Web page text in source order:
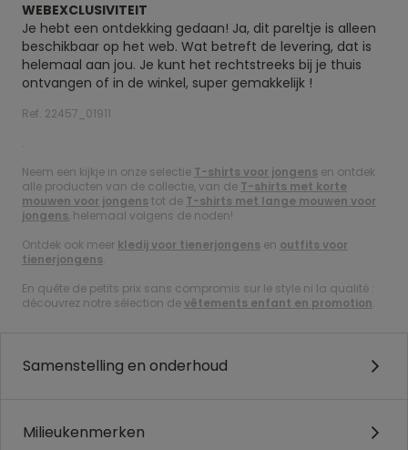
WEBEXCLUSIVITEIT
Je hebt een ontdekking gedaan! Ja, dit pareltje is alleen
beschikbaar op het web. Wat betreft de levering, dat is
helemaal aan jou. Je kunt het rechtstreeks bij je thuis
ontvangen of in de winkel, super gemakkelijk !
Ref. 22457_01911
.
Neem een kijkje in onze selectie T-shirts voor jongens en ontdek
alle producten van de collectie, van de T-shirts met korte
mouwen voor jongens tot de T-shirts met lange mouwen voor
jongens , helemaal volgens de noden!
Ontdek ook meer kledij voor tienerjongens en outfits voor
tienerjongens.
En quête de petits prix sans compromis sur le style ni la qualité :
découvrez notre sélection devêtements enfant en promotion.
Samenstelling en onderhoud
Milieukenmerken